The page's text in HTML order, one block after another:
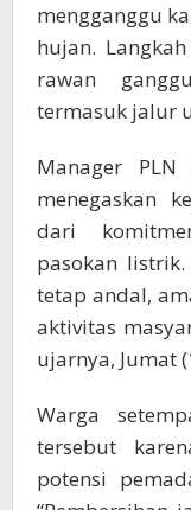
mengganggu
hujan.
rawan
termasuk jalur
Manager
menegaskan
dari
pasokan
tetap andal,
aktivitas
ujarnya, Jumat
Warga
tersebut
potensi